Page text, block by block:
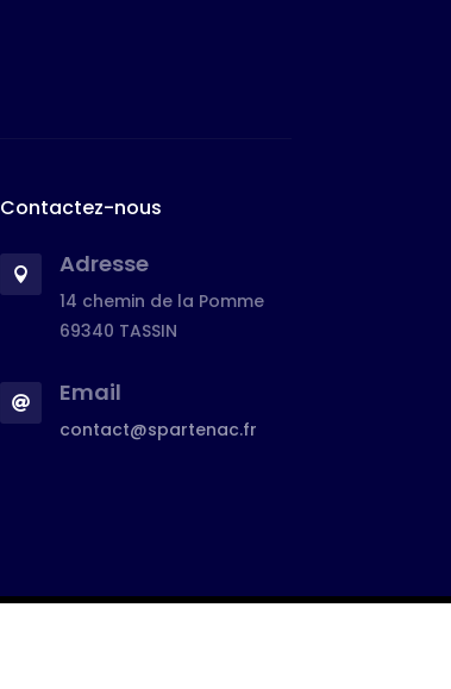
Contactez-nous
 Adresse
14 chemin de la Pomme
69340 TASSIN
 Email
contact@spartenac.fr